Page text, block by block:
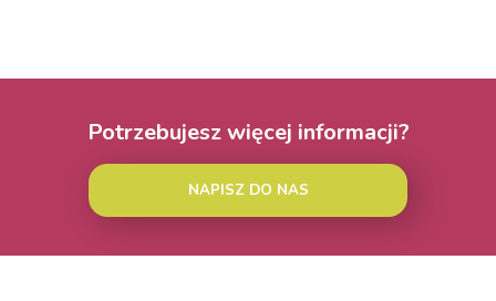
Potrzebujesz więcej informacji?
NAPISZ DO NAS